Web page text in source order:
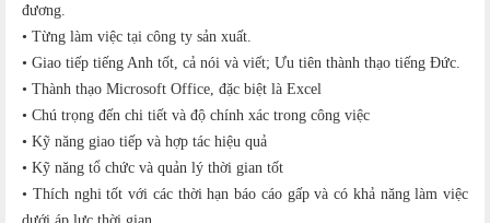
đương.
• Từng làm việc tại công ty sản xuất.
• Giao tiếp tiếng Anh tốt, cả nói và viết; Ưu tiên thành thạo tiếng Đức.
• Thành thạo Microsoft Office, đặc biệt là Excel
• Chú trọng đến chi tiết và độ chính xác trong công việc
• Kỹ năng giao tiếp và hợp tác hiệu quả
• Kỹ năng tổ chức và quản lý thời gian tốt
• Thích nghi tốt với các thời hạn báo cáo gấp và có khả năng làm việc